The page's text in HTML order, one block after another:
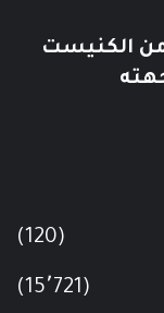
الكنيست
(120)
(15٬721)